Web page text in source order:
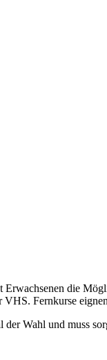
die
Fernkurse
Wahl und muss